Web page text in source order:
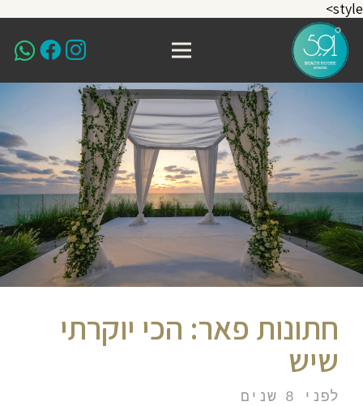
style>
חתונות פאר: הכי יוקרתי
שיש
לפני 8 שנים